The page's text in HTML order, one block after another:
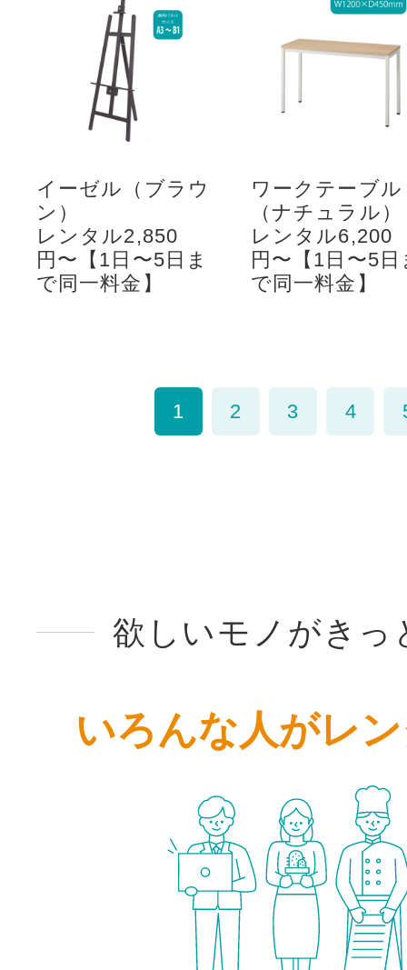
イーゼル（ブラウ
ン）
レンタル2,850
円〜【1日〜5日ま
で同一料金】
ワークテーブル
（ナチュラル）
レンタル6,200
円〜【1日〜5日
で同一料金】
1 2 3 4
欲しいモノがきっ
いろんな人がレ